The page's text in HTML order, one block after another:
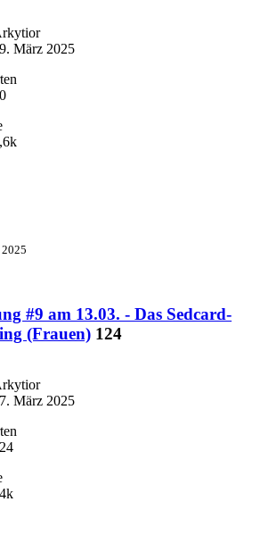
März 2025
#9 am 13.03. - Das Sedcard-
(Frauen) 124
März 2025